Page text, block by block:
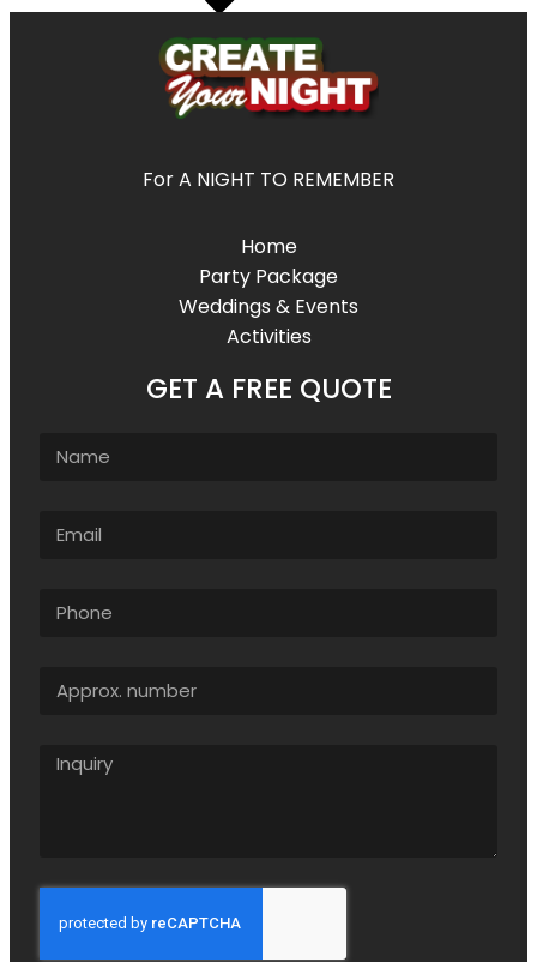
For A NIGHT TO REMEMBER
Home
Party Package
Weddings & Events
Activities
GET A FREE QUOTE